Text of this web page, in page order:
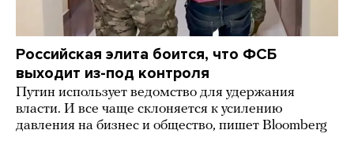
Российская элита боится, что ФСБ
выходит из-под контроля
Путин использует ведомство для удержания
власти. И все чаще склоняется к усилению
давления на бизнес и общество, пишет Bloomberg